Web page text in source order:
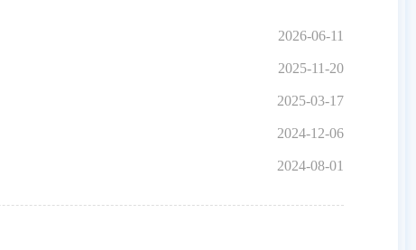
2026-06-11
2025-11-20
2025-03-17
2024-12-06
2024-08-01